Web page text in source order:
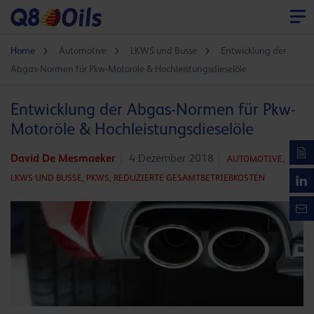
Home Automotive LKWS und Busse
Entwicklung der
Abgas-Normen für Pkw-Motoröle & Hochleistungsdieselöle
Entwicklung der Abgas-Normen für Pkw-
Motoröle & Hochleistungsdieselöle
David De Mesmaeker 4 Dezember 2018
AUTOMOTIVE,
LKWS UND BUSSE, PKWS, REDUZIERTE GESAMTBETRIEBKOSTEN